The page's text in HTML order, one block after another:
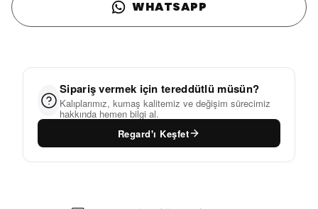
WHATSAPP
Sipariş vermek için tereddütlü müsün?
Kalıplarımız, kumaş kalitemiz ve değişim sürecimiz
hakkında hemen bilgi al.
Regard'ı Keşfet